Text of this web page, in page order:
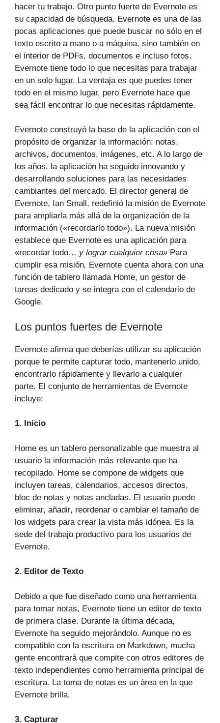
hacer tu trabajo. Otro punto fuerte de Evernote es
su capacidad de búsqueda. Evernote es una de las
pocas aplicaciones que puede buscar no sólo en el
texto escrito a mano o a máquina, sino también en
el interior de PDFs, documentos e incluso fotos.
Evernote tiene todo lo que necesitas para trabajar
en un solo lugar. La ventaja es que puedes tener
todo en el mismo lugar, pero Evernote hace que
sea fácil encontrar lo que necesitas rápidamente.
Evernote construyó la base de la aplicación con el
propósito de organizar la información: notas,
archivos, documentos, imágenes, etc. A lo largo de
los años, la aplicación ha seguido innovando y
desarrollando soluciones para las necesidades
cambiantes del mercado. El director general de
Evernote, Ian Small, redefinió la misión de Evernote
para ampliarla más allá de la organización de la
información («recordarlo todo»). La nueva misión
establece que Evernote es una aplicación para
«recordar todo… y lograr cualquier cosa» Para
cumplir esa misión, Evernote cuenta ahora con una
función de tablero llamada Home, un gestor de
tareas dedicado y se integra con el calendario de
Google.
Los puntos fuertes de Evernote
Evernote afirma que deberías utilizar su aplicación
porque te permite capturar todo, mantenerlo unido,
encontrarlo rápidamente y llevarlo a cualquier
parte. El conjunto de herramientas de Evernote
incluye:
1. Inicio
Home es un tablero personalizable que muestra al
usuario la información más relevante que ha
recopilado. Home se compone de widgets que
incluyen tareas, calendarios, accesos directos,
bloc de notas y notas ancladas. El usuario puede
eliminar, añadir, reordenar o cambiar el tamaño de
los widgets para crear la vista más idónea. Es la
sede del trabajo productivo para los usuarios de
Evernote.
2. Editor de Texto
Debido a que fue diseñado como una herramienta
para tomar notas, Evernote tiene un editor de texto
de primera clase. Durante la última década,
Evernote ha seguido mejorándolo. Aunque no es
compatible con la escritura en Markdown, mucha
gente encontrará que compite con otros editores de
texto independientes como herramienta principal de
escritura. La toma de notas es un área en la que
Evernote brilla.
3. Capturar